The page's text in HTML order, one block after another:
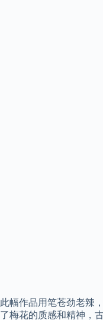
此幅作品用笔苍劲老辣
了梅花的质感和精神，